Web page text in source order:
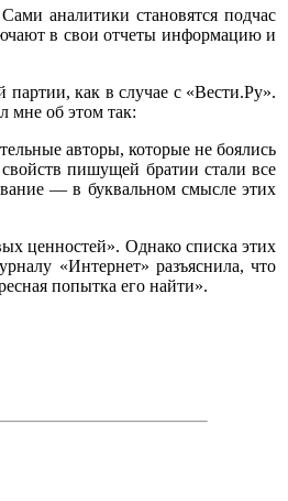
аналитики становятся подчас
в свои отчеты информацию и
партии, как в случае с «Вести.Ру».
мне об этом так:
авторы, которые не боялись
пишущей братии стали все
— в буквальном смысле этих
ценностей». Однако списка этих
«Интернет» разъяснила, что
попытка его найти».